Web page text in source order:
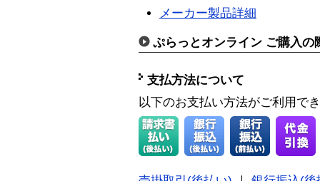
メーカー製品詳細
ぷらっとオンライン ご購入の
支払方法について
以下のお支払い方法がご利用で